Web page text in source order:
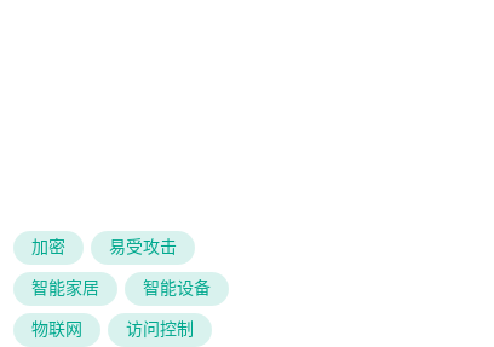
加密
易受攻击
智能家居
智能设备
物联网
访问控制